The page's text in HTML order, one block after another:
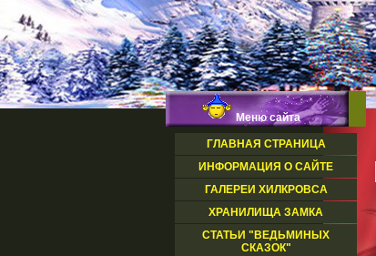
Меню сайта
ГЛАВНАЯ СТРАНИЦА
ИНФОРМАЦИЯ О САЙТЕ
ГАЛЕРЕИ ХИЛКРОВСА
ХРАНИЛИЩА ЗАМКА
СТАТЬИ "ВЕДЬМИНЫХ
СКАЗОК"